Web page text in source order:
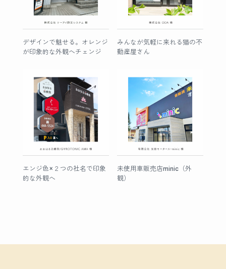
デザインで魅せる。オレンジ
が印象的な外観へチェンジ
みんなが気軽に来れる猫の不
動産屋さん
エンジ色×２つの社名で印象
的な外観へ
未使用車販売店minic（外
観）